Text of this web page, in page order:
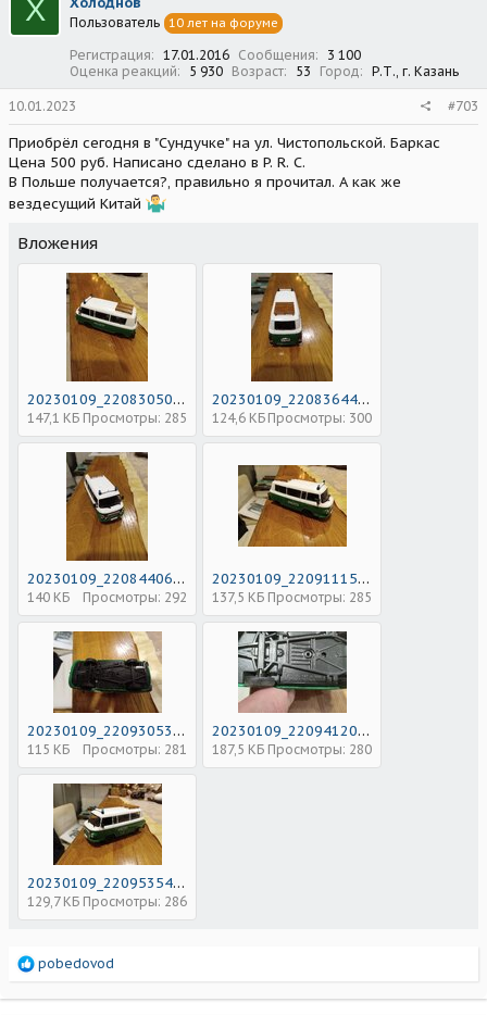
и
и
Х Пользователь 10 лет на форуме
Регистрация 17.01.2016 Сообщения
3 100
Оценка реакций
5 930 Возраст 53 Город Р.Т., г. Казань
10.01.2023 #703
Приобрёл сегодня в "Сундучке" на ул. Чистопольской. Баркас
Цена 500 руб. Написано сделано в P. R. C.
В Польше получается?, правильно я прочитал. А как же
вездесущий Китай
Вложения
20230109_220830506.jpg
147,1 КБ Просмотры: 285
20230109_220836449.jpg
124,6 КБ Просмотры: 300
20230109_220844060.jpg
140 КБ Просмотры: 292
20230109_220911150.jpg
137,5 КБ Просмотры: 285
20230109_220930537.jpg
115 КБ Просмотры: 281
20230109_220941208.jpg
187,5 КБ Просмотры: 280
20230109_220953542.jpg
129,7 КБ Просмотры: 286
Р
а
pobedovod